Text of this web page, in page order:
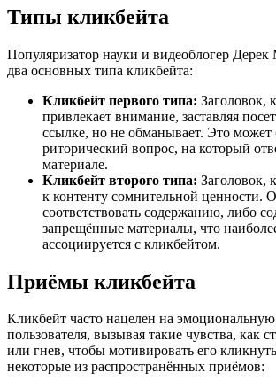
Типы кликбейта
Популяризатор науки и видеоблогер
два основных типа кликбейта:
Кликбейт первого типа: Заголовок,
привлекает внимание, заставляя
ссылке, но не обманывает. Это может
риторический вопрос, на который
материале.
Кликбейт второго типа: Заголовок,
к контенту сомнительной ценности.
соответствовать содержанию, либо
запрещённые материалы, что
ассоциируется с кликбейтом.
Приёмы кликбейта
Кликбейт часто нацелен на
пользователя, вызывая такие чувства, как
или гнев, чтобы мотивировать его
некоторые из распространённых приёмов: